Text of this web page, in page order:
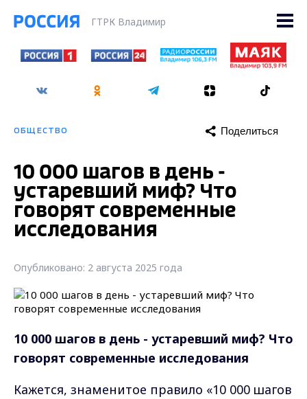
ГТРК Владимир
ОБЩЕСТВО Поделиться
10 000 шагов в день -
устаревший миф? Что
говорят современные
исследования
Опубликовано: 2 августа 2025 года
10 000 шагов в день - устаревший миф? Что
говорят современные исследования
Кажется, знаменитое правило «10 000 шагов